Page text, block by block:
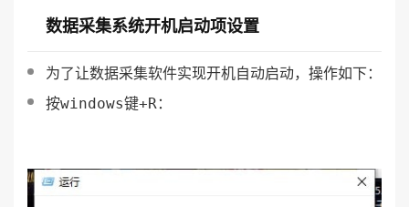
数据采集系统开机启动项设置
为了让数据采集软件实现开机自动启动，操作如下：
按windows键+R：
服务？